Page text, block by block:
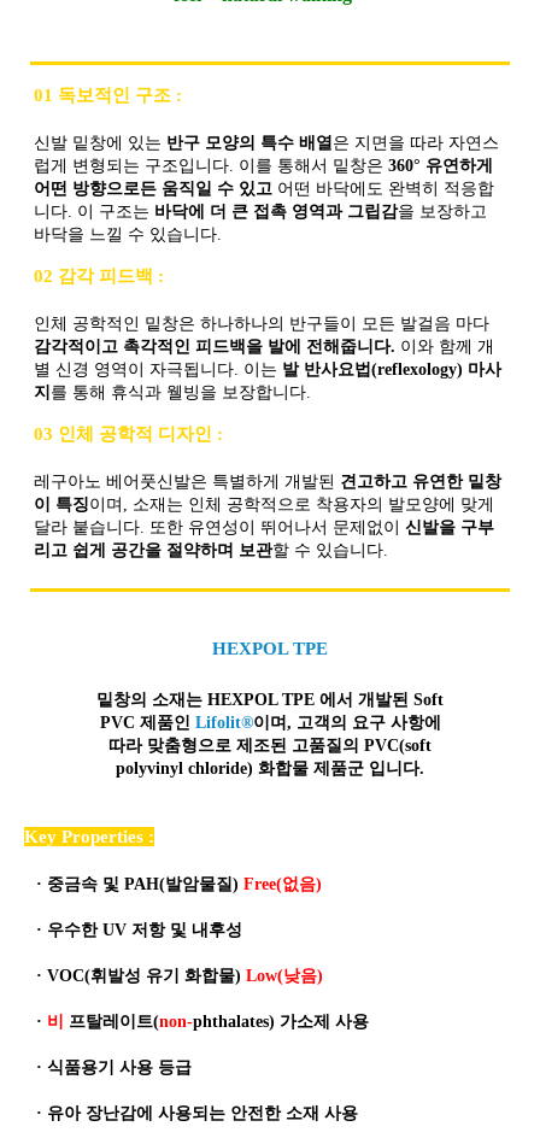
01 독보적인 구조 :
신발 밑창에 있는 반구 모양의 특수 배열 은 지면을 따라 자연스
럽게 변형되는 구조입니다. 이를 통해서 밑창은 360° 유연하게
어떤 방향으로든 움직일 수 있고 어떤 바닥에도 완벽히 적응합
니다. 이 구조는 바닥에 더 큰 접촉 영역과 그립감을 보장하고
바닥을 느낄 수 있습니다.
02 감각 피드백 :
인체 공학적인 밑창은 하나하나의 반구들이 모든 발걸음 마다
감각적이고 촉각적인 피드백을 발에 전해줍니다. 이와 함께 개
별 신경 영역이 자극됩니다. 이는 발 반사요법(reflexology) 마사
지 를 통해 휴식과 웰빙을 보장합니다.
03 인체 공학적 디자인 :
레구아노 베어풋신발은 특별하게 개발된 견고하고 유연한 밑창
이 특징이며, 소재는 인체 공학적으로 착용자의 발모양에 맞게
달라 붙습니다. 또한 유연성이 뛰어나서 문제없이 신발을 구부
리고 쉽게 공간을 절약하며 보관할 수 있습니다.
HEXPOL TPE
밑창의 소재는 HEXPOL TPE 에서 개발된 Soft
PVC 제품인 Lifolit®이며, 고객의 요구 사항에
따라 맞춤형으로 제조된 고품질 의 PVC(soft
polyvinyl chloride) 화합물 제품군 입니다.
Key Properties :
· 중금속 및 PAH(발암물질) Free(없음)
· 우수한 UV 저항 및 내후성
· VOC(휘발성 유기 화합물) Low(낮음)
· 비 프탈레이트(non-phthalates) 가소제 사용
· 식품용기 사용 등급
· 유아 장난감에 사용되는 안전한 소재 사용